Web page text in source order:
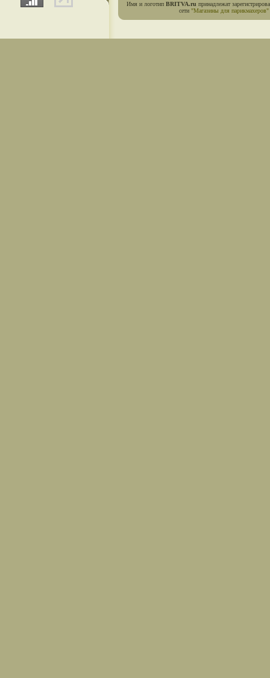
Имя и логотип BRITVA.ru принадлежат
сети "Магазины для парикмахеров"